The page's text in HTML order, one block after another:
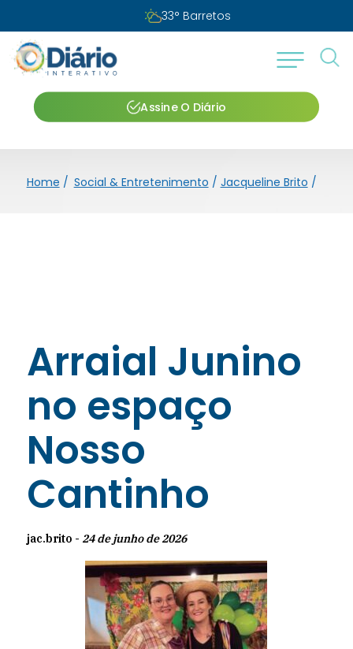
33° Barretos
Assine O Diário
Home / Social & Entretenimento / Jacqueline Brito /
Arraial Junino
no espaço
Nosso
Cantinho
jac.brito - 24 de junho de 2026